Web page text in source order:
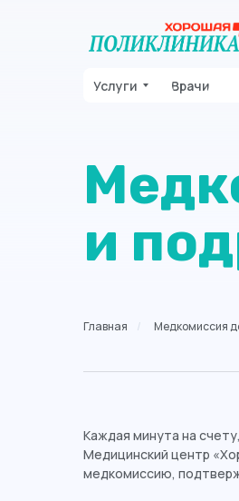
Услуги Врачи
и
Главная / Медкомиссия
Каждая минута на
Медицинский центр
медкомиссию,